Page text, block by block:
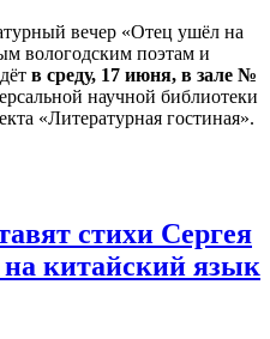
вечер «Отец ушёл на
вологодским поэтам и
в среду, 17 июня, в зале №
научной библиотеки
«Литературная гостиная».
стихи Сергея
на китайский язык